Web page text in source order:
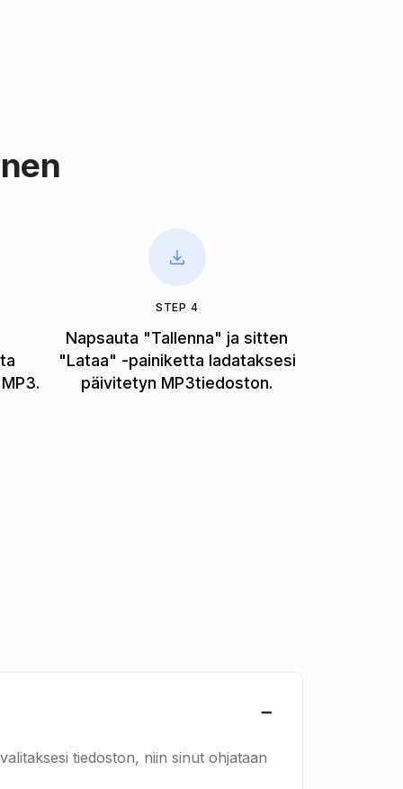
STEP 4
Napsauta "Tallenna" ja sitten
"Lataa" -painiketta ladataksesi
päivitetyn MP3tiedoston.
tiedoston, niin sinut ohjataan